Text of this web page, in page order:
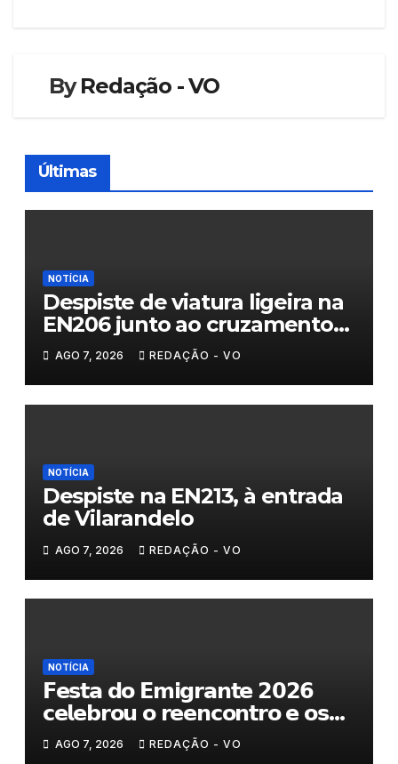
ByRedação - VO
Últimas
NOTÍCIA
Despiste de viatura ligeira na
EN206 junto ao cruzamento
Fornos do Pinhal
AGO 7, 2026 REDAÇÃO - VO
NOTÍCIA
Despiste na EN213, à entrada
de Vilarandelo
AGO 7, 2026 REDAÇÃO - VO
NOTÍCIA
𝗙𝗲𝘀𝘁𝗮 𝗱𝗼 𝗘𝗺𝗶𝗴𝗿𝗮𝗻𝘁𝗲 𝟮𝟬𝟮𝟲
𝗰𝗲𝗹𝗲𝗯𝗿𝗼𝘂 𝗼 𝗿𝗲𝗲𝗻𝗰𝗼𝗻𝘁𝗿𝗼 𝗲 𝗼𝘀
𝗹𝗮𝗰̧𝗼𝘀 𝗾𝘂𝗲 𝘂𝗻𝗲𝗺 𝗠𝘂𝗿𝗰̧𝗮
AGO 7, 2026 REDAÇÃO - VO